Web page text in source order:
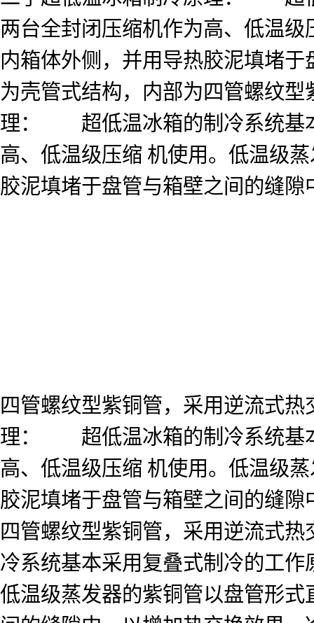
两台全封闭压缩机作为高、低温
内箱体外侧，并用导热胶泥填堵
为壳管式结构，内部为四管螺纹
理： 超低温冰箱的制冷系统基
高、低温级压缩 机使用。低温级
胶泥填堵于盘管与箱壁之间的缝
四管螺纹型紫铜管，采用逆流式热
理： 超低温冰箱的制冷系统基
高、低温级压缩 机使用。低温级
胶泥填堵于盘管与箱壁之间的缝
四管螺纹型紫铜管，采用逆流式
冷系统基本采用复叠式制冷的工
低温级蒸发器的紫铜管以盘管形